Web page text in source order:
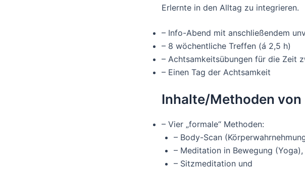
Erlernte in den Alltag zu integrieren.
– Info-Abend mit anschließendem
– 8 wöchentliche Treffen (á 2,5 h)
– Achtsamkeitsübungen für die Zeit
– Einen Tag der Achtsamkeit
Inhalte/Methoden von
– Vier „formale“ Methoden:
– Body-Scan
– Meditation in Bewegung (Yoga),
– Sitzmeditation und